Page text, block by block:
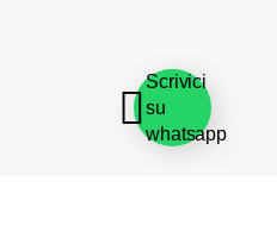
Scrivici
su
whatsapp